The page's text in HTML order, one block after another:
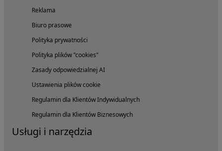
Reklama
Biuro prasowe
Polityka prywatności
Polityka plików "cookies"
Zasady odpowiedzialnej AI
Ustawienia plików cookie
Regulamin dla Klientów Indywidualnych
Regulamin dla Klientów Biznesowych
Usługi i narzędzia